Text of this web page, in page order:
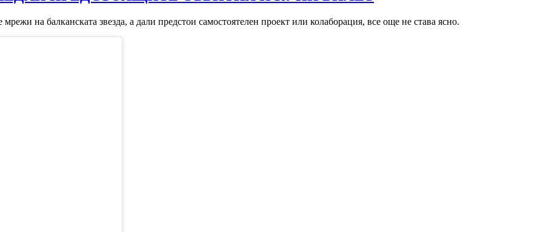
на балканската звезда, а дали предстои самостоятелен проект или колаборация, все още не става ясно.